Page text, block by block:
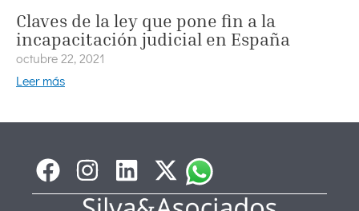
Claves de la ley que pone fin a la
incapacitación judicial en España
octubre 22, 2021
Leer más